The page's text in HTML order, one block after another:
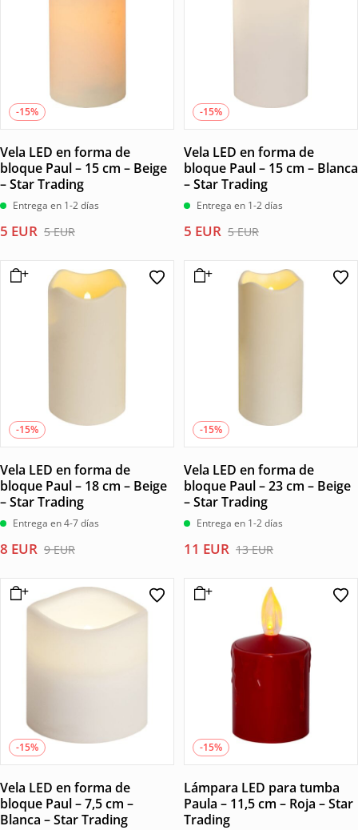
-15%
Vela LED en forma de
bloque Paul – 15 cm – Beige
– Star Trading
Entrega en 1-2 días
5EUR
El
original
era:
5 EUR
El
actual
es:
-15%
Vela LED en forma de
bloque Paul – 15 cm – Blanca
– Star Trading
Entrega en 1-2 días
5EUR
El
original
era:
5 EUR
El
actual
es:
-15%
Vela LED en forma de
bloque Paul – 18 cm – Beige
– Star Trading
Entrega en 4-7 días
9EUR
El
original
era:
8 EUR
El
actual
es:
-15%
Vela LED en forma de
bloque Paul – 23 cm – Beige
– Star Trading
Entrega en 1-2 días
13EUR
El
original
era:
11 EUR
El
actual
es:
-15%
Vela LED en forma de
bloque Paul – 7,5 cm –
Blanca – Star Trading
-15%
Lámpara LED para tumba
Paula – 11,5 cm – Roja – Star
Trading